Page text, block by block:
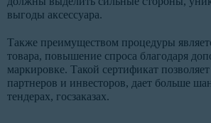
выгоды аксессуара.
Также преимуществом процедуры
товара, повышение спроса благодаря
маркировке. Такой сертификат
партнеров и инвесторов, дает больше
тендерах, госзаказах.